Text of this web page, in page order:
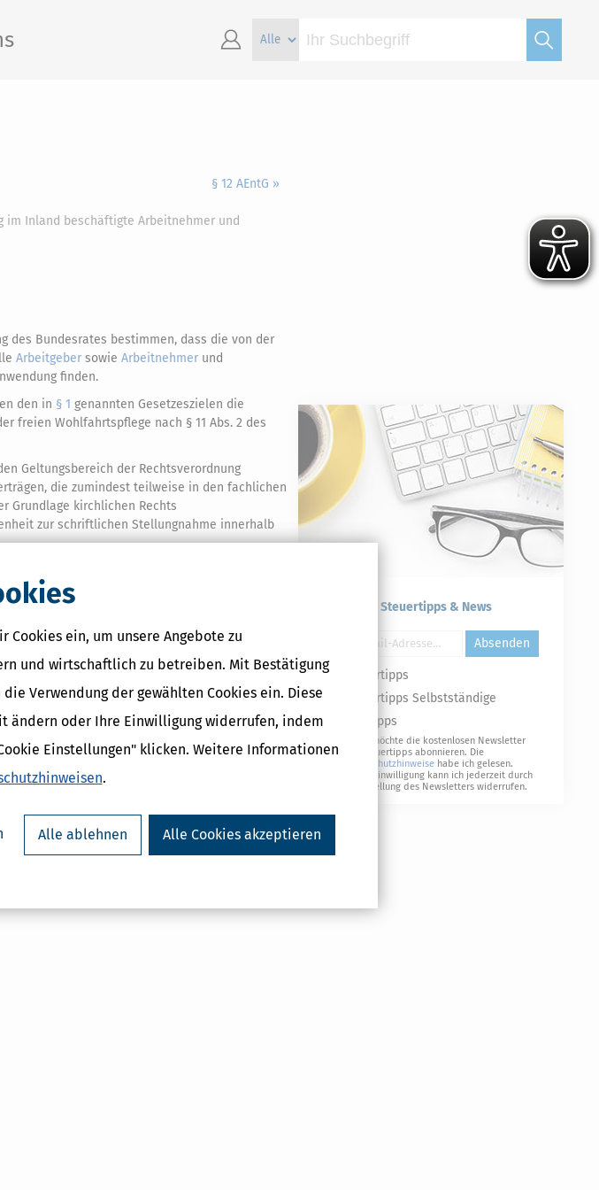
Cookies ein, um unsere Angebote zu
und wirtschaftlich zu betreiben. Mit Bestätigung
Verwendung der gewählten Cookies ein. Diese
ändern oder Ihre Einwilligung widerrufen, indem
Einstellungen" klicken. Weitere Informationen
.
Alle ablehnen Alle Cookies akzeptieren
§ 12 AEntG »
im Inland beschäftigte Arbeitnehmer und
des Bundesrates bestimmen, dass die von der
Arbeitgeber sowie Arbeitnehmer und
finden.
den in § 1 genannten Gesetzeszielen die
freien Wohlfahrtspflege nach § 11 Abs. 2 des
Geltungsbereich der Rechtsverordnung
die zumindest teilweise in den fachlichen
Grundlage kirchlichen Rechts
zur schriftlichen Stellungnahme innerhalb
Kostenlose Steuertipps & News
Absenden
Steuertipps
Steuertipps Selbstständige
Geldtipps
Ja, ich möchte die kostenlosen Newsletter
von Steuertipps abonnieren. Die
Datenschutzhinweise habe ich gelesen.
Meine Einwilligung kann ich jederzeit durch
Abbestellung des Newsletters widerrufen.